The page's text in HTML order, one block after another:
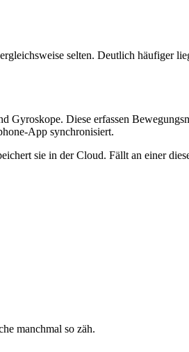
selten. Deutlich häufiger
Gyroskope. Diese erfassen
App synchronisiert.
sie in der Cloud. Fällt an einer
manchmal so zäh.